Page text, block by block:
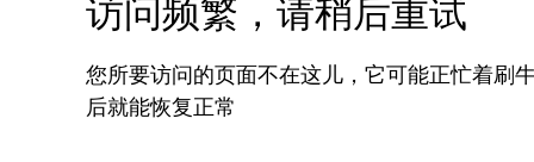
访问频繁，请稍后重试
您所要访问的页面不在这儿，它可能正忙着刷
后就能恢复正常